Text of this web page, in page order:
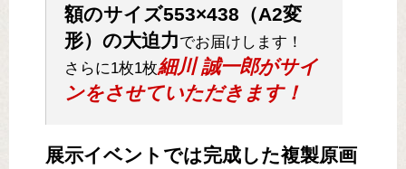
額のサイズ553×438（A2変
形）の大迫力でお届けします！
さらに1枚1枚細川 誠一郎がサイ
ンをさせていただきます！
展示イベントでは完成した複製原画